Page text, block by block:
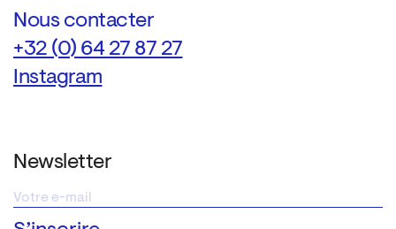
Nous contacter
+32 (0) 64 27 87 27
Instagram
Newsletter